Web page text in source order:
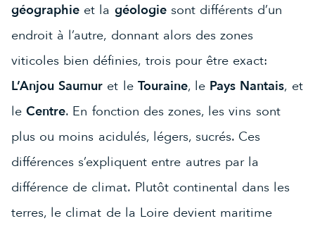
géographie et la géologiesont différents d’un
endroit à l’autre, donnant alors des zones
viticoles bien définies, trois pour être exact:
L’Anjou Saumur et le Touraine, le Pays Nantais, et
leCentre. En fonction des zones, les vins sont
plus ou moins acidulés, légers, sucrés. Ces
différences s’expliquent entre autres par la
différence de climat. Plutôt continental dans les
terres, le climat de la Loire devient maritime